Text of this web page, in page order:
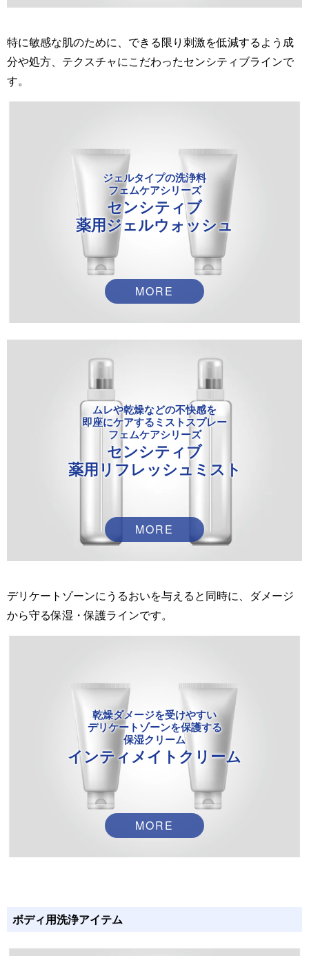
特に敏感な肌のために、できる限り刺激を低減するよう成
分や処方、テクスチャにこだわったセンシティブラインで
す。
ジェルタイプの洗浄料
フェムケアシリーズ
センシティブ
薬用ジェルウォッシュ
MORE
ムレや乾燥などの不快感を
即座にケアするミストスプレー
フェムケアシリーズ
センシティブ
薬用リフレッシュミスト
MORE
デリケートゾーンにうるおいを与えると同時に、ダメージ
から守る保湿・保護ラインです。
乾燥ダメージを受けやすい
デリケートゾーンを保護する
保湿クリーム
インティメイトクリーム
MORE
ボディ用洗浄アイテム